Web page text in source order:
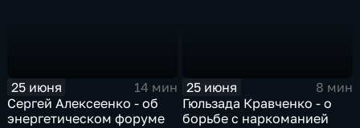
25 июня
14 мин
Сергей Алексеенко - об
энергетическом форуме
25 июня
8 мин
Гюльзада Кравченко - о
борьбе с наркоманией